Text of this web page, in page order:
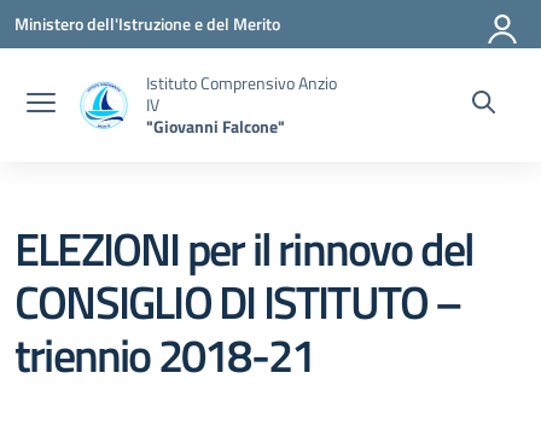
Vai ai contenuti
Vai al menu di navigazione
Vai al footer
Ministero dell'Istruzione e del Merito
Istituto Comprensivo Anzio
IV
"Giovanni Falcone"
ELEZIONI per il rinnovo del
CONSIGLIO DI ISTITUTO –
triennio 2018-21